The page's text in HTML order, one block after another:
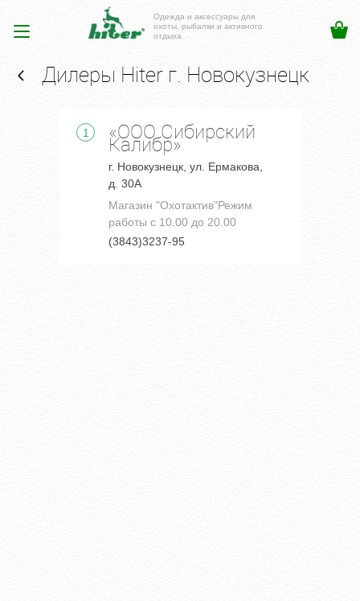
Одежда и аксессуары для
охоты, рыбалки и активного
отдыха.
Дилеры Hiter г. Новокузнецк
1 «ООО Сибирский
Калибр»
г. Новокузнецк, ул. Ермакова,
д. 30А
Магазин "Охотактив"Режим
работы с 10.00 до 20.00
(3843)3237-95